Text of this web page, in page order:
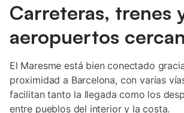
Carreteras, trenes
aeropuertos
El Maresme está bien conectado
proximidad a Barcelona, con varias
facilitan tanto la llegada como los
entre pueblos del interior y la costa.